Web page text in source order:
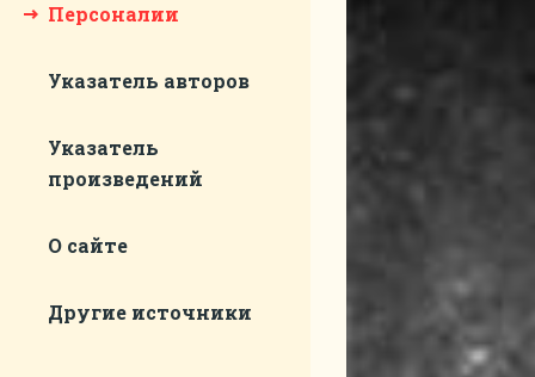
Персоналии
Указатель авторов
Указатель
произведений
О сайте
Другие источники